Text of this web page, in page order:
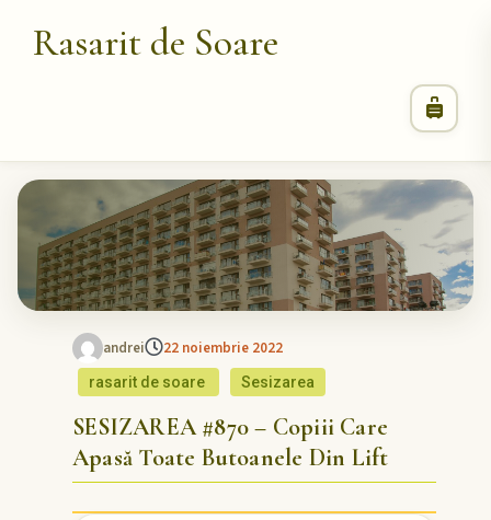
Rasarit de Soare
andrei 22 noiembrie 2022
rasarit de soare Sesizarea
SESIZAREA #870 – Copiii Care
Apasă Toate Butoanele Din Lift